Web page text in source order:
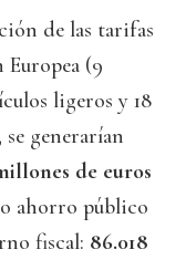
de las tarifas
Europea (9
ligeros y 18
generarían
de euros
ahorro público
fiscal: 86.018